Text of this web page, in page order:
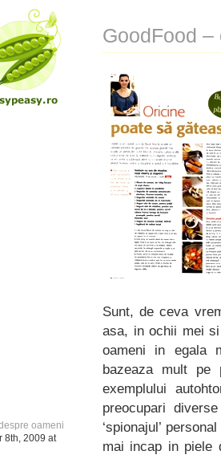
oameni
8th, 2009 at
GoodFood
Sunt, de ceva
asa, in ochii mei
oameni in egala
bazeaza mult
exemplului
preocupari
‘spionajul’
mai incap in piele